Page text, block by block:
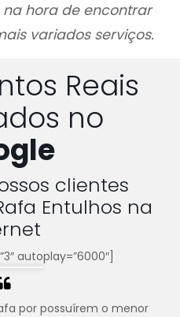
hora de encontrar
variados serviços.
Reais
no
clientes
Entulhos na
autoplay=”6000″]
por possuírem o menor